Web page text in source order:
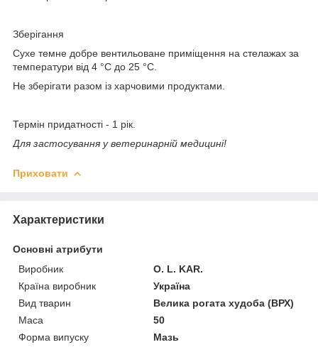
Зберігання
Сухе темне добре вентильоване приміщення на стелажах за
температури від 4 °C до 25 °C.
Не зберігати разом із харчовими продуктами.
Термін придатності - 1 рік.
Для застосування у ветеринарній медицині!
Приховати
Характеристики
Основні атрибути
Виробник
O. L. KAR.
Країна виробник
Україна
Вид тварин
Велика рогата худоба (ВРХ)
Маса
50
Форма випуску
Мазь